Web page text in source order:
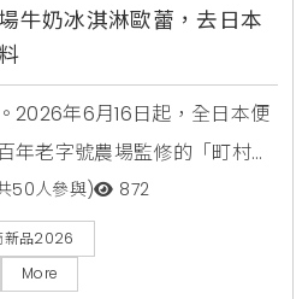
牛奶冰淇淋歐蕾，去日本
2026年6月16日起，全日本便
年老字號農場監修的「町村農
乳飲品使用了高品質的香濃
化冰淇淋般的奢侈風味，是
甜點飲料。
50人參與) 872
新品2026
More